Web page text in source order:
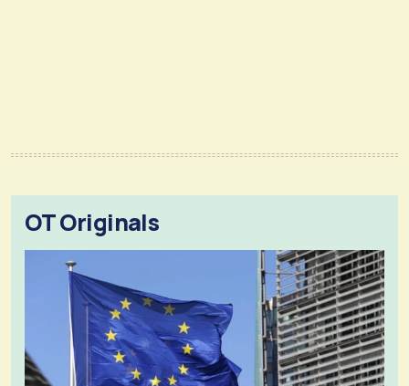
OT Originals